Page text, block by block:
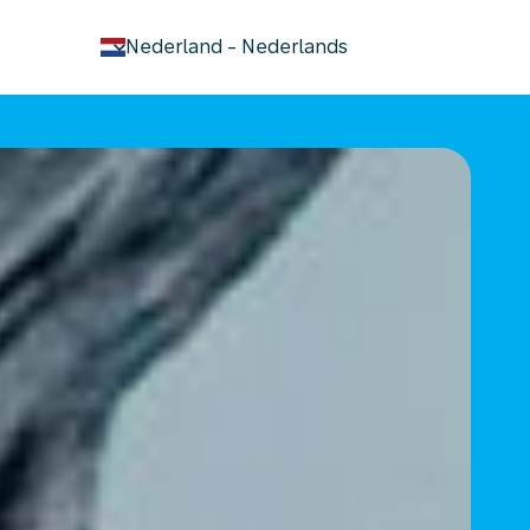
Nederland - Nederlands
keyboard_arrow_down